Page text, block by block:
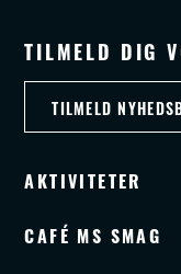
TILMELD DIG
TILMELD
AKTIVITETER
CAFÉ MS SMAG